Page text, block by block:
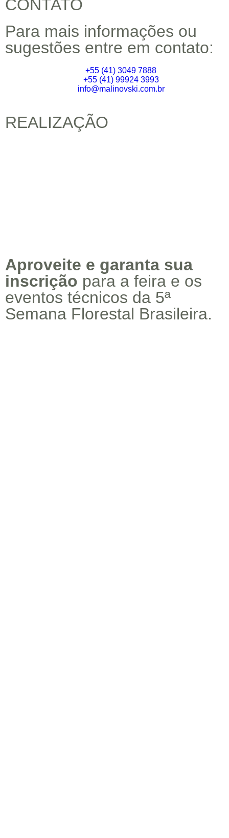
CONTATO
Para mais informações ou
sugestões entre em contato:
+55 (41) 3049 7888
+55 (41) 99924 3993
info@malinovski.com.br
REALIZAÇÃO
Aproveite e garanta sua
inscrição para a feira e os
eventos técnicos da 5ª
Semana Florestal Brasileira.